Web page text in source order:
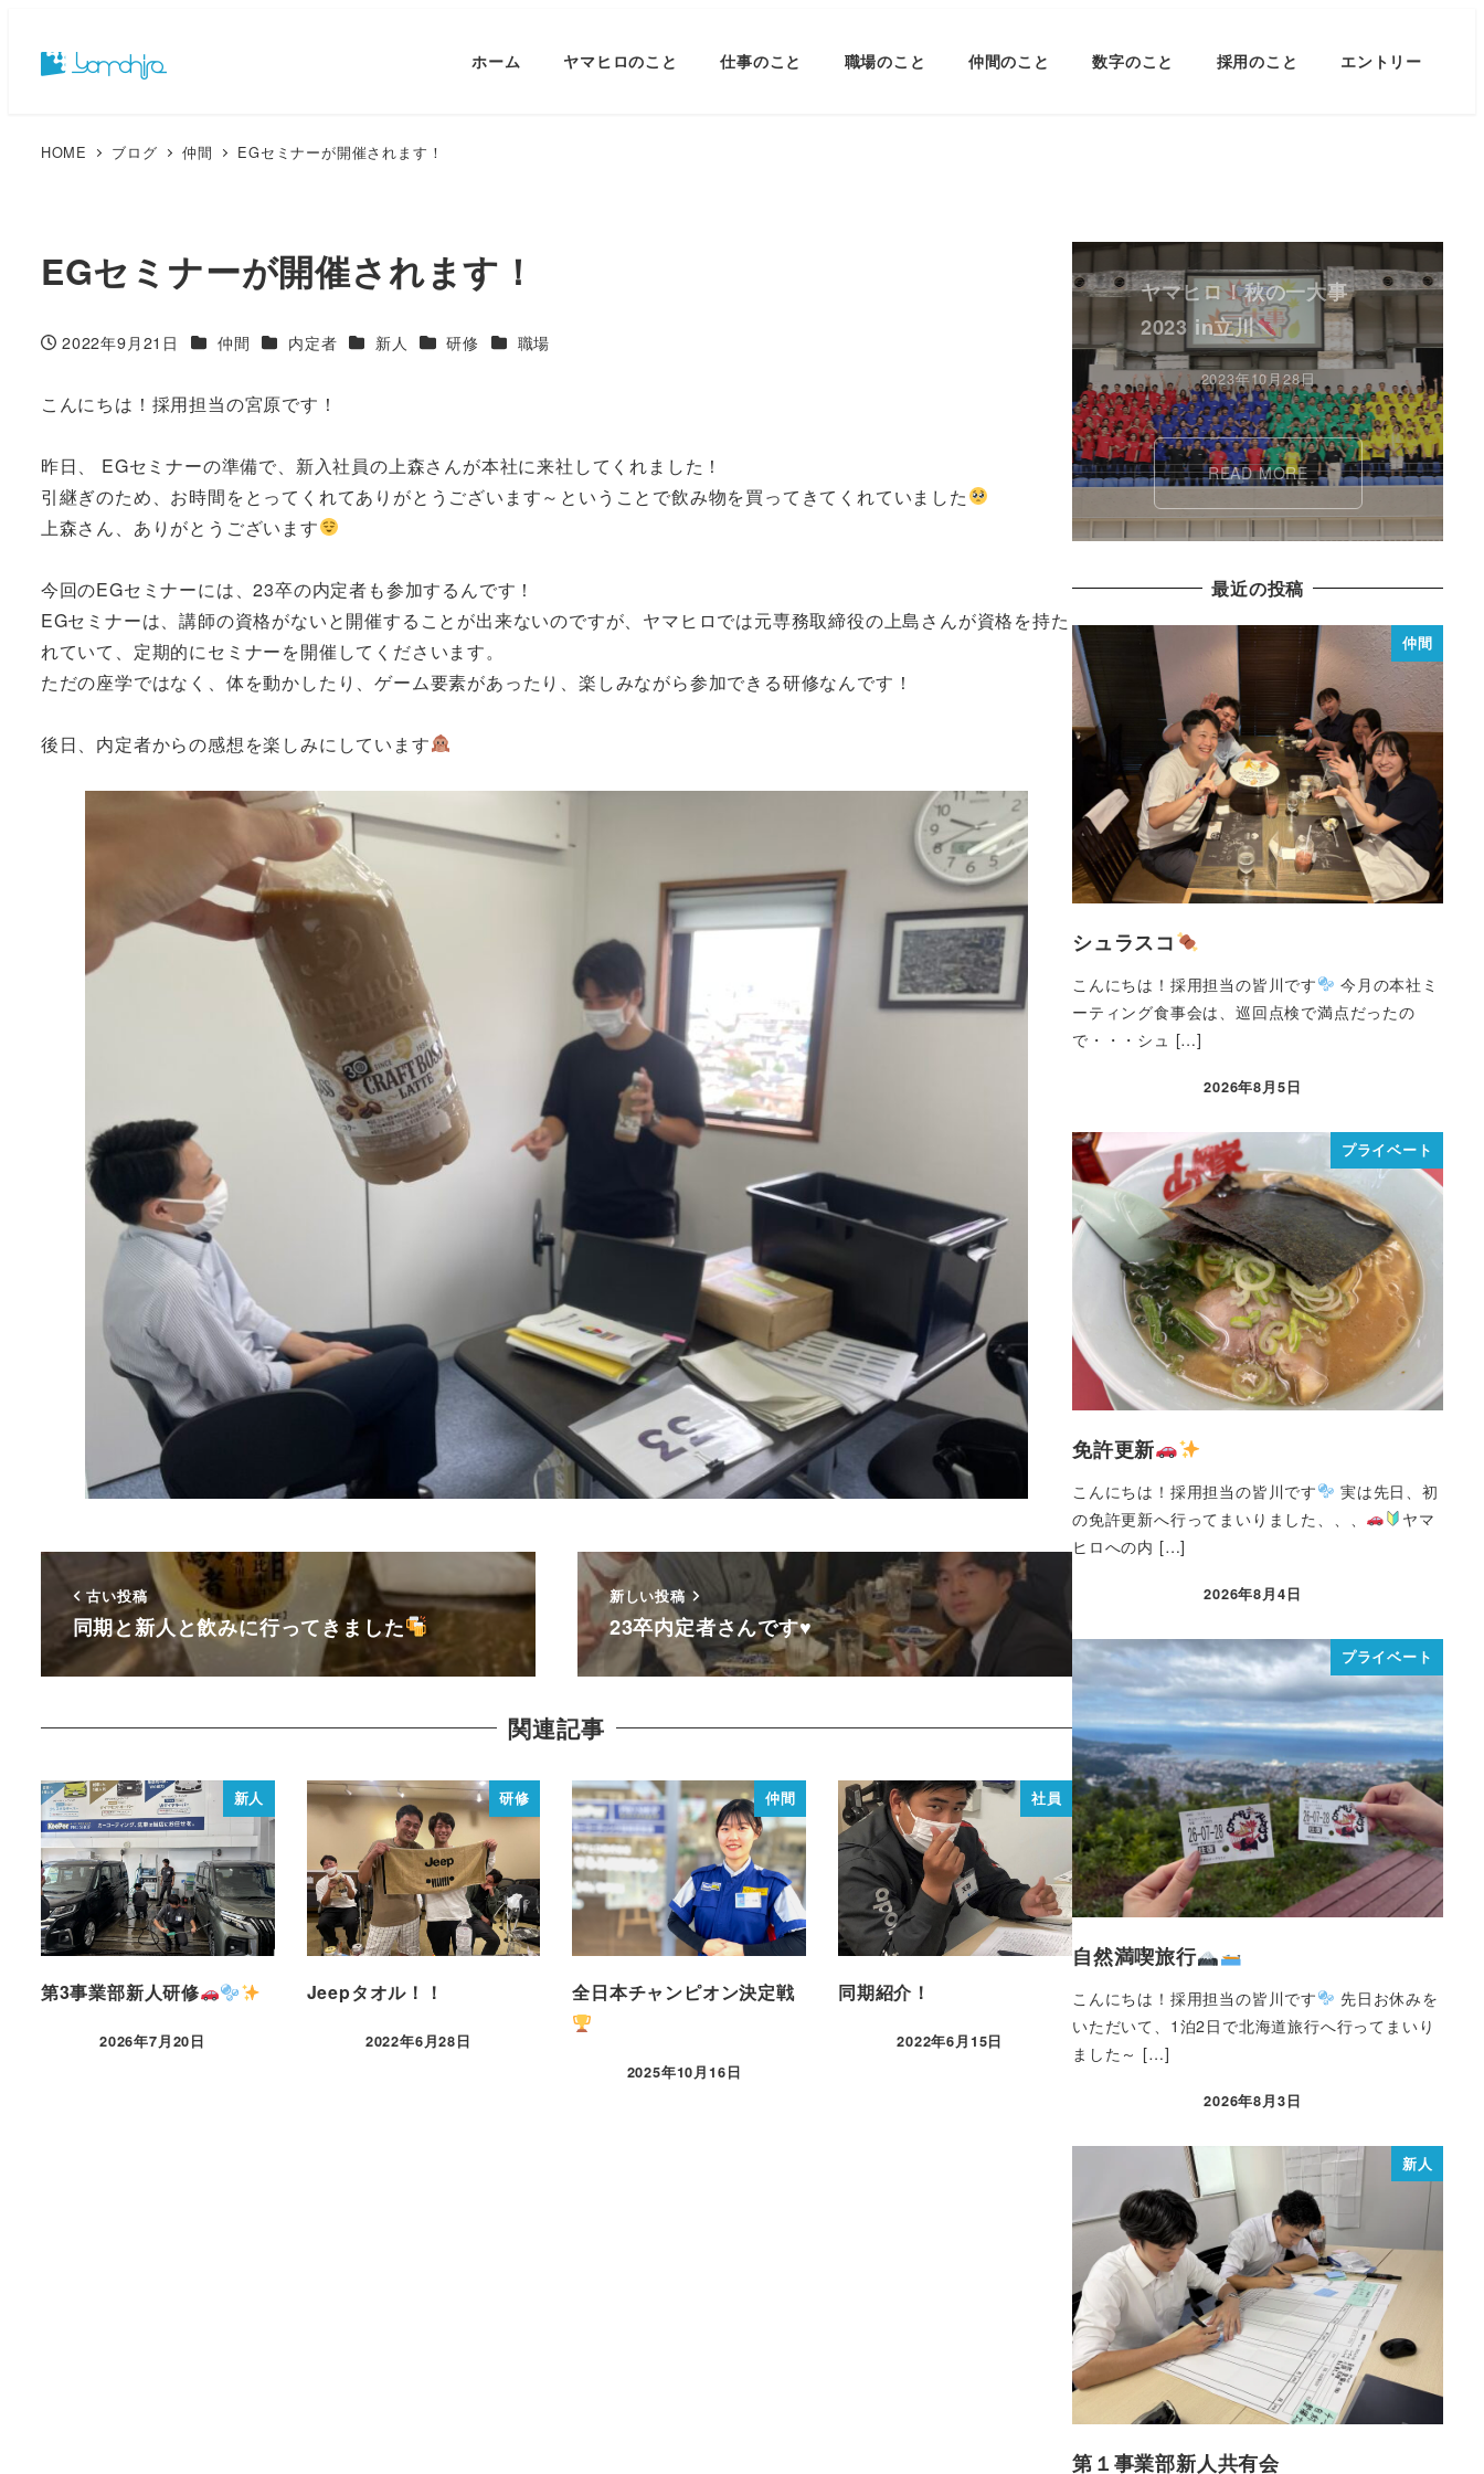
ホーム ヤマヒロのこと 仕事のこと 職場のこと 仲間のこと 数字のこと 採用のこと エントリー
HOME ブログ 仲間 EGセミナーが開催されます！
EGセミナーが開催されます！
投稿日
2022年9月21日 カテゴリー
仲間 カテゴリー
内定者 カテゴリー
新人 カテゴリー
研修 カテゴリー
職場
こんにちは！採用担当の宮原です！
昨日、 EGセミナーの準備で、新入社員の上森さんが本社に来社してくれました！
引継ぎのため、お時間をとってくれてありがとうございます～ということで飲み物を買ってきてくれていました
上森さん、ありがとうございます
今回のEGセミナーには、23卒の内定者も参加するんです！
EGセミナーは、講師の資格がないと開催することが出来ないのですが、ヤマヒロでは元専務取締役の上島さんが資格を持た
れていて、定期的にセミナーを開催してくださいます。
ただの座学ではなく、体を動かしたり、ゲーム要素があったり、楽しみながら参加できる研修なんです！
後日、内定者からの感想を楽しみにしています
古い投稿
同期と新人と飲みに行ってきました
新しい投稿
23卒内定者さんです♥
関連記事
新人
第3事業部新人研修
2026年7月20日
研修
Jeepタオル！！
2022年6月28日
仲間
全日本チャンピオン決定戦
2025年10月16日
社員
同期紹介！
2022年6月15日
ヤマヒロ！秋の一大事
2023 in立川
2023年10月28日
READ MORE
最近の投稿
仲間
シュラスコ
こんにちは！採用担当の皆川です
今月の本社ミ
ーティング食事会は、巡回点検で満点だったの
で・・・シュ […]
2026年8月5日
プライベート
免許更新
こんにちは！採用担当の皆川です
実は先日、初
の免許更新へ行ってまいりました、、、
ヤマ
ヒロへの内 […]
2026年8月4日
プライベート
自然満喫旅行
こんにちは！採用担当の皆川です
先日お休みを
いただいて、1泊2日で北海道旅行へ行ってまいり
ました～ […]
2026年8月3日
新人
第１事業部新人共有会